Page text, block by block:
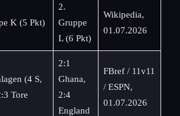
K (5 Pkt)
2.
Gruppe
L (6 Pkt)
Wikipedia,
01.07.2026
(4 S,
Tore
2:1
Ghana,
2:4
England
FBref / 11v11
/ ESPN,
01.07.2026